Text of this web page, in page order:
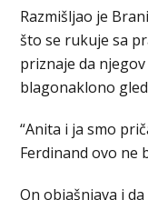
Razmišljao je
što se rukuje sa
priznaje da
blagonaklono
“Anita i ja smo
Ferdinand ovo ne
On objašnjava i